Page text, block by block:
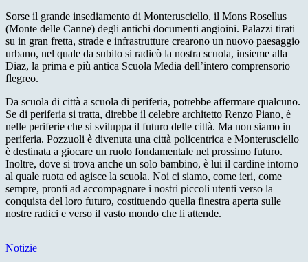
Sorse il grande insediamento di Monterusciello, il Mons Rosellus
(Monte delle Canne) degli antichi documenti angioini. Palazzi tirati
su in gran fretta, strade e infrastrutture crearono un nuovo paesaggio
urbano, nel quale da subito si radicò la nostra scuola, insieme alla
Diaz, la prima e più antica Scuola Media dell’intero comprensorio
flegreo.
Da scuola di città a scuola di periferia, potrebbe affermare qualcuno.
Se di periferia si tratta, direbbe il celebre architetto Renzo Piano, è
nelle periferie che si sviluppa il futuro delle città. Ma non siamo in
periferia. Pozzuoli è divenuta una città policentrica e Monterusciello
è destinata a giocare un ruolo fondamentale nel prossimo futuro.
Inoltre, dove si trova anche un solo bambino, è lui il cardine intorno
al quale ruota ed agisce la scuola. Noi ci siamo, come ieri, come
sempre, pronti ad accompagnare i nostri piccoli utenti verso la
conquista del loro futuro, costituendo quella finestra aperta sulle
nostre radici e verso il vasto mondo che li attende.
Notizie